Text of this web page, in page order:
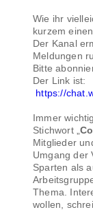
Wie ihr
kurzem einen
Der Kanal
Meldungen
Bitte
Der Link ist:
https://
Immer
Stichwort „
Mitglieder
Umgang der
Sparten als
Thema.
wollen,